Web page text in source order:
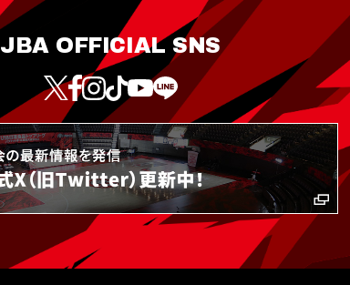
JBA OFFICIAL SNS